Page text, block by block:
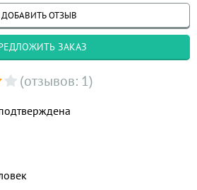
ДОБАВИТЬ ОТЗЫВ
ЗАКАЗ
(отзывов: 1)